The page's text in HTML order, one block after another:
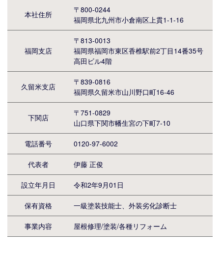
本社住所
〒800-0244
福岡県北九州市小倉南区上貫1-1-16
福岡支店
〒813-0013
福岡県福岡市東区香椎駅前2丁目14番35号
高田ビル4階
久留米支店
〒839-0816
福岡県久留米市山川野口町16-46
下関店
〒751-0829
山口県下関市幡生宮の下町7-10
電話番号 0120-97-6002
代表者 伊藤 正俊
設立年月日 令和2年9月01日
保有資格 一級塗装技能士、外装劣化診断士
事業内容 屋根修理/塗装/各種リフォーム